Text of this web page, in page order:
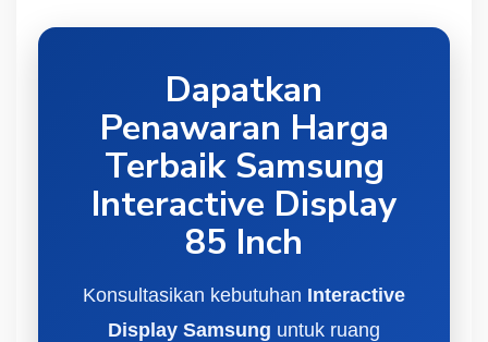
Dapatkan
Penawaran Harga
Terbaik Samsung
Interactive Display
85 Inch
Konsultasikan kebutuhan Interactive
Display Samsung untuk ruang